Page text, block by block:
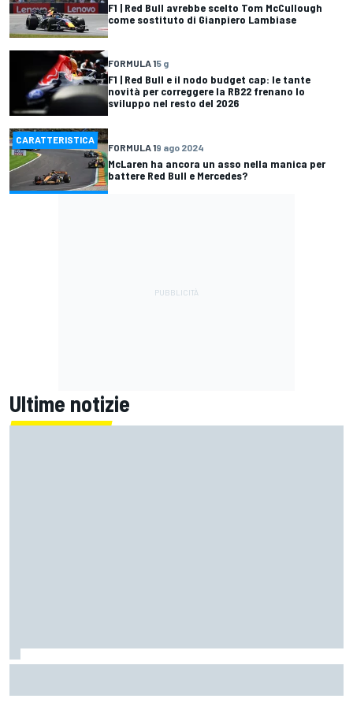
F1 | Red Bull avrebbe scelto Tom McCullough
come sostituto di Gianpiero Lambiase
FORMULA 15 g
F1 | Red Bull e il nodo budget cap: le tante
novità per correggere la RB22 frenano lo
sviluppo nel resto del 2026
CARATTERISTICA
FORMULA 19 ago 2024
McLaren ha ancora un asso nella manica per
battere Red Bull e Mercedes?
Ultime notizie